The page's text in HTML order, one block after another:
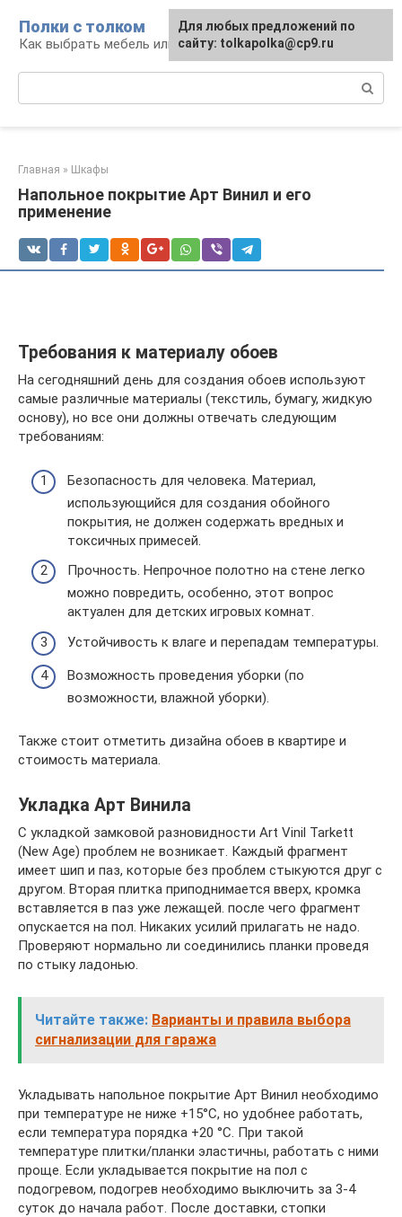
контенту
Полки с толком
Как выбрать мебель или сделать ее самому
Главная » Шкафы
Напольное покрытие Арт Винил и его
применение
Требования к материалу обоев
На сегодняшний день для создания обоев используют
самые различные материалы (текстиль, бумагу, жидкую
основу), но все они должны отвечать следующим
требованиям:
Безопасность для человека. Материал,
использующийся для создания обойного
покрытия, не должен содержать вредных и
токсичных примесей.
Прочность. Непрочное полотно на стене легко
можно повредить, особенно, этот вопрос
актуален для детских игровых комнат.
Устойчивость к влаге и перепадам температуры.
Возможность проведения уборки (по
возможности, влажной уборки).
Также стоит отметить дизайна обоев в квартире и
стоимость материала.
Укладка Арт Винила
С укладкой замковой разновидности Art Vinil Tarkett
(New Age) проблем не возникает. Каждый фрагмент
имеет шип и паз, которые без проблем стыкуются друг с
другом. Вторая плитка приподнимается вверх, кромка
вставляется в паз уже лежащей. после чего фрагмент
опускается на пол. Никаких усилий прилагать не надо.
Проверяют нормально ли соединились планки проведя
по стыку ладонью.
Читайте также: Варианты и правила выбора
сигнализации для гаража
Укладывать напольное покрытие Арт Винил необходимо
при температуре не ниже +15°C, но удобнее работать,
если температура порядка +20 °C. При такой
температуре плитки/планки эластичны, работать с ними
проще. Если укладывается покрытие на пол с
подогревом, подогрев необходимо выключить за 3-4
суток до начала работ. После доставки, стопки
Для любых предложений по
сайту: tolkapolka@cp9.ru